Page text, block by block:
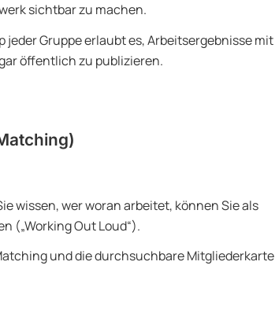
sichtbar zu machen.
jeder Gruppe erlaubt es, Arbeitsergebnisse mit
öffentlich zu publizieren.
wissen, wer woran arbeitet, können Sie als
(„Working Out Loud“).
und die durchsuchbare Mitgliederkarte